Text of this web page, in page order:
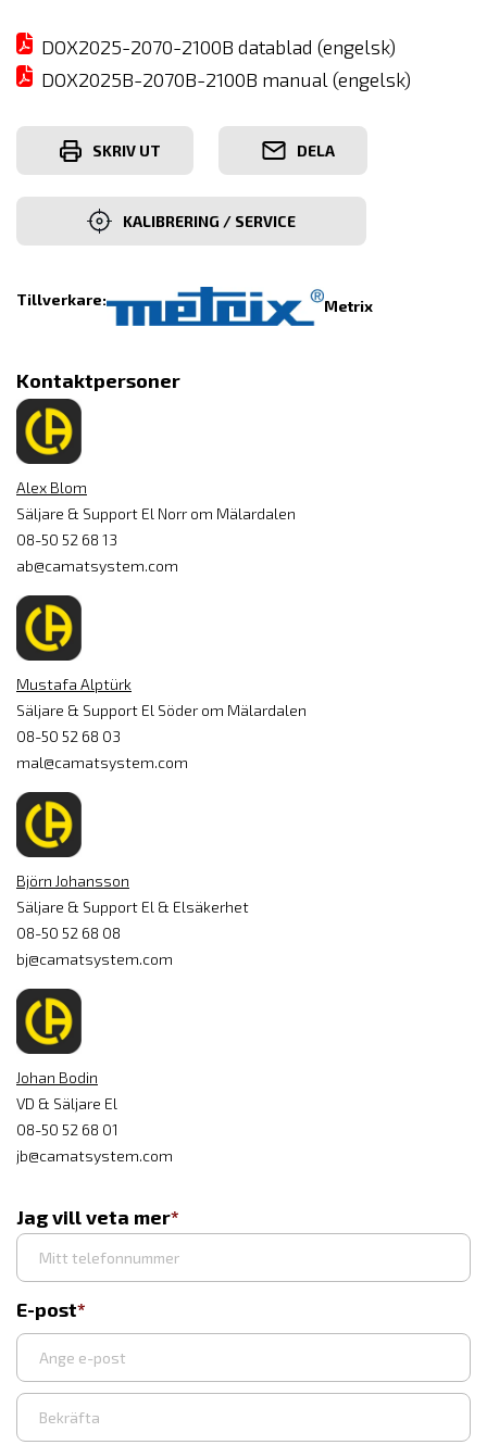
DOX2025-2070-2100B datablad (engelsk)
DOX2025B-2070B-2100B manual (engelsk)
SKRIV UT DELA
KALIBRERING / SERVICE
Tillverkare: Metrix
Kontaktpersoner
Alex Blom
Säljare & Support El Norr om Mälardalen
08-50 52 68 13
ab@camatsystem.com
Mustafa Alptürk
Säljare & Support El Söder om Mälardalen
08-50 52 68 03
mal@camatsystem.com
Björn Johansson
Säljare & Support El & Elsäkerhet
08-50 52 68 08
bj@camatsystem.com
Johan Bodin
VD & Säljare El
08-50 52 68 01
jb@camatsystem.com
Jag vill veta mer
E-post
Ange
e-